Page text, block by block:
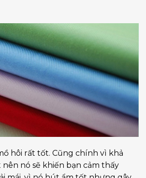
hôi rất tốt. Cũng chính vì khả
nó sẽ khiến bạn cảm thấy